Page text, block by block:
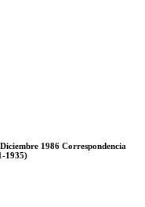
1986 Correspondencia
1935)